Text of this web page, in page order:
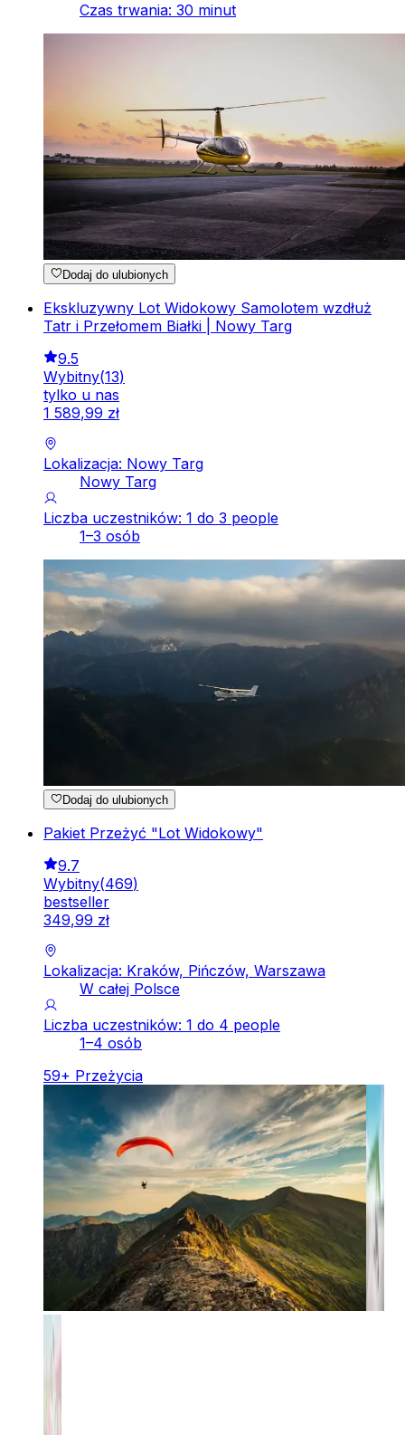
Czas trwania: 30 minut
Dodaj do ulubionych
Ekskluzywny Lot Widokowy Samolotem wzdłuż
Tatr i Przełomem Białki | Nowy Targ
9.5
Wybitny(13)
tylko u nas
1 589,99 zł
Lokalizacja: Nowy Targ
Nowy Targ
Liczba uczestników: 1 do 3 people
1–3 osób
Dodaj do ulubionych
Pakiet Przeżyć "Lot Widokowy"
9.7
Wybitny(469)
bestseller
349,99 zł
Lokalizacja: Kraków, Pińczów, Warszawa
W całej Polsce
Liczba uczestników: 1 do 4 people
1–4 osób
59+ Przeżycia